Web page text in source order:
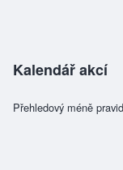
Kalendář akcí
Přehledový méně